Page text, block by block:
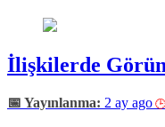
İlişkilerde
2 ay ago